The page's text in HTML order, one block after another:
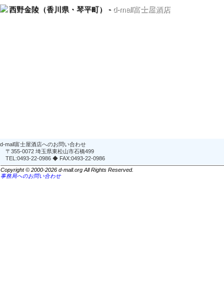
西野金陵（香川県・琴平町） - d-mall富士屋酒店
d-mall富士屋酒店へのお問い合わせ
〒355-0072 埼玉県東松山市石橋499
TEL:0493-22-0986 ◆ FAX:0493-22-0986
Copyright © 2000-2026 d-mall.org All Rights Reserved.
事務局へのお問い合わせ